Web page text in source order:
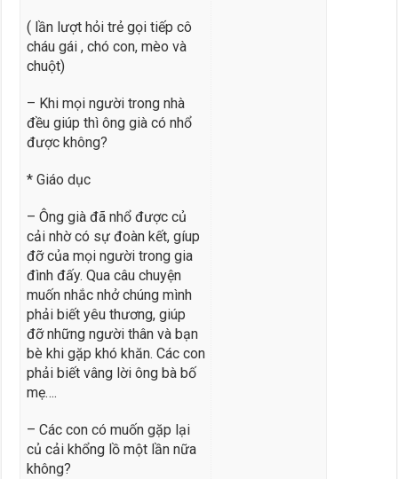
( lần lượt hỏi trẻ gọi tiếp cô
cháu gái , chó con, mèo và
chuột)
– Khi mọi người trong nhà
đều giúp thì ông già có nhổ
được không?
* Giáo dục
– Ông già đã nhổ được củ
cải nhờ có sự đoàn kết, gíup
đỡ của mọi người trong gia
đình đấy. Qua câu chuyện
muốn nhắc nhở chúng mình
phải biết yêu thương, giúp
đỡ những người thân và bạn
bè khi gặp khó khăn. Các con
phải biết vâng lời ông bà bố
mẹ….
– Các con có muốn gặp lại
củ cải khổng lồ một lần nữa
không?